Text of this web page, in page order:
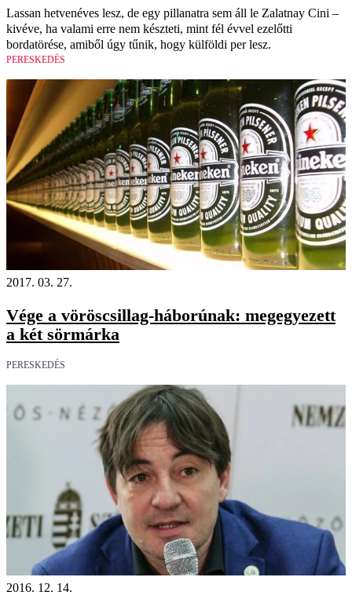
Lassan hetvenéves lesz, de egy pillanatra sem áll le Zalatnay Cini –
kivéve, ha valami erre nem készteti, mint fél évvel ezelőtti
bordatörése, amiből úgy tűnik, hogy külföldi per lesz.
PERESKEDÉS
2017. 03. 27.
Vége a vöröscsillag-háborúnak: megegyezett
a két sörmárka
PERESKEDÉS
2016. 12. 14.